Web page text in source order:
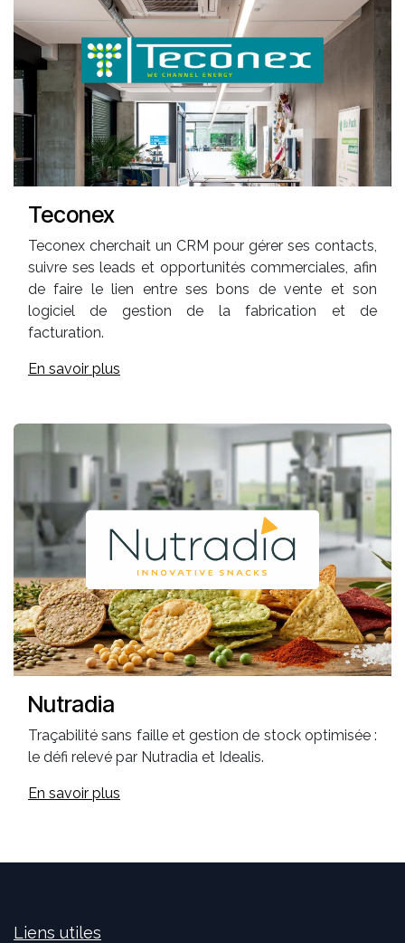
Teconex
Teconex cherchait un CRM pour gérer ses contacts,
suivre ses leads et opportunités commerciales, afin
de faire le lien entre ses bons de vente et son
logiciel de gestion de la fabrication et de
facturation.
En savoir plus
Nutradia
Traçabilité sans faille et gestion de stock optimisée :
le défi relevé par Nutradia et Idealis.
En savoir plus
Liens utiles